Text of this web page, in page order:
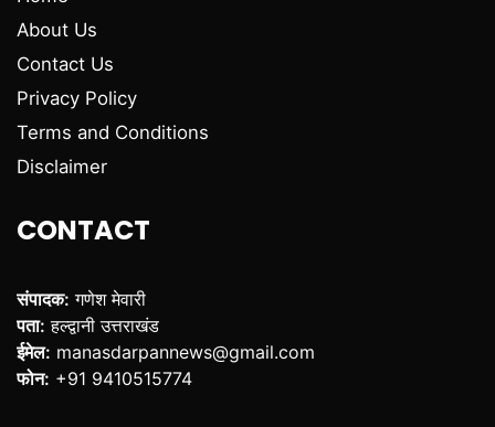
About Us
Contact Us
Privacy Policy
Terms and Conditions
Disclaimer
CONTACT
संपादक: गणेश मेवारी
पता: हल्द्वानी उत्तराखंड
ईमेल: manasdarpannews@gmail.com
फोन: +91 9410515774